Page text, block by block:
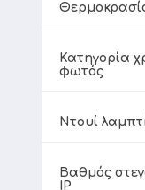
Κατηγορία
φωτός
Ντουί
Βαθμός
IP